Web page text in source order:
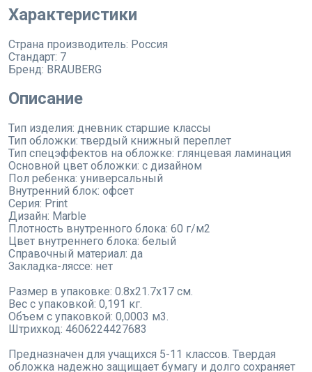
Характеристики
Страна производитель: Россия
Стандарт: 7
Бренд: BRAUBERG
Описание
Тип изделия: дневник старшие классы
Тип обложки: твердый книжный переплет
Тип спецэффектов на обложке: глянцевая ламинация
Основной цвет обложки: с дизайном
Пол ребенка: универсальный
Внутренний блок: офсет
Серия: Print
Дизайн: Marble
Плотность внутренного блока: 60 г/м2
Цвет внутреннего блока: белый
Справочный материал: да
Закладка-ляссе: нет
Размер в упаковке: 0.8x21.7x17 см.
Вес с упаковкой: 0,191 кг.
Объем с упаковкой: 0,0003 м3.
Штрихкод: 4606224427683
Предназначен для учащихся 5-11 классов. Твердая
обложка надежно защищает бумагу и долго сохраняет